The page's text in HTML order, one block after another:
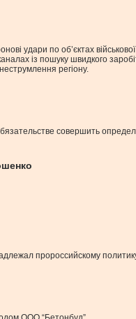
удари по об’єктах
із пошуку швидкого
регіону.
совершить
пророссийскому